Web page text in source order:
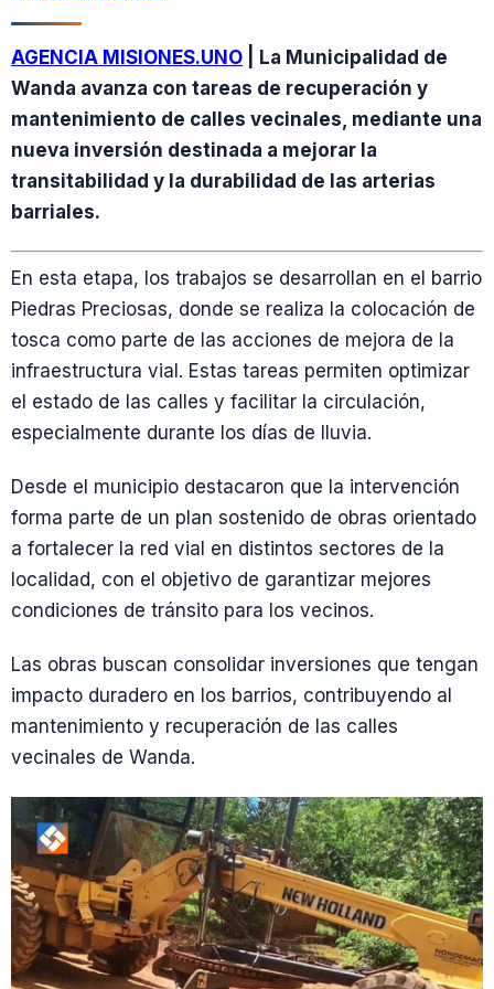
AGENCIA MISIONES.UNO | La Municipalidad de
Wanda avanza con tareas de recuperación y
mantenimiento de calles vecinales, mediante una
nueva inversión destinada a mejorar la
transitabilidad y la durabilidad de las arterias
barriales.
En esta etapa, los trabajos se desarrollan en el barrio
Piedras Preciosas, donde se realiza la colocación de
tosca como parte de las acciones de mejora de la
infraestructura vial. Estas tareas permiten optimizar
el estado de las calles y facilitar la circulación,
especialmente durante los días de lluvia.
Desde el municipio destacaron que la intervención
forma parte de un plan sostenido de obras orientado
a fortalecer la red vial en distintos sectores de la
localidad, con el objetivo de garantizar mejores
condiciones de tránsito para los vecinos.
Las obras buscan consolidar inversiones que tengan
impacto duradero en los barrios, contribuyendo al
mantenimiento y recuperación de las calles
vecinales de Wanda.